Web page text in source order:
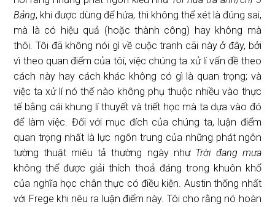
Bảng, khi được dùng để hứa, thì không thể xét là đúng sai,
mà là có hiệu quả (hoặc thành công) hay không mà
thôi. Tôi đã không nói gì về cuộc tranh cãi này ở đây, bởi
vì theo quan điểm của tôi, việc chúng ta xử lí vấn đề theo
cách này hay cách khác không có gì là quan trọng; và
việc ta xử lí nó thế nào không phụ thuộc nhiều vào thực
tế bằng cái khung lí thuyết và triết học mà ta dựa vào đó
để làm việc. Đối với mục đích của chúng ta, luận điểm
quan trọng nhất là lực ngôn trung của những phát ngôn
tường thuật miêu tả thường ngày như Trời đang mưa
không thể được giải thích thoả đáng trong khuôn khổ
của nghĩa học chân thực có điều kiện. Austin thống nhất
với Frege khi nêu ra luận điểm này. Tôi cho rằng nó hoàn